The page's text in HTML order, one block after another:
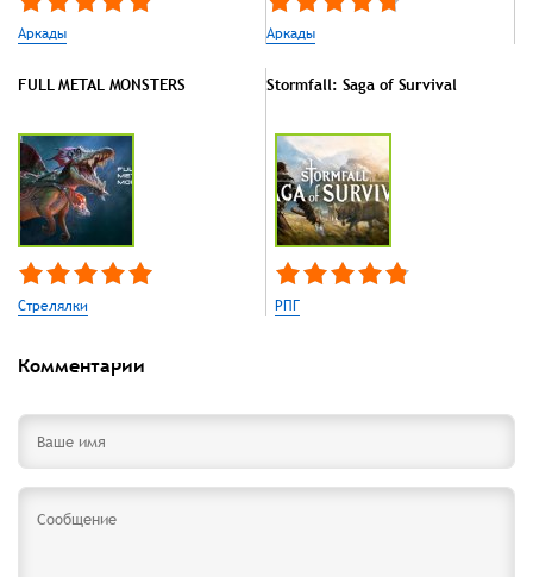
Аркады Аркады
FULL METAL MONSTERS
Стрелялки
Stormfall: Saga of Survival
РПГ
Комментарии